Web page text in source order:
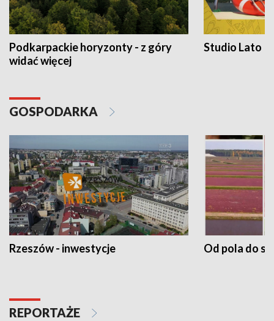
Podkarpackie horyzonty - z góry
widać więcej
Studio Lato
GOSPODARKA
Rzeszów - inwestycje Od pola do
REPORTAŻE